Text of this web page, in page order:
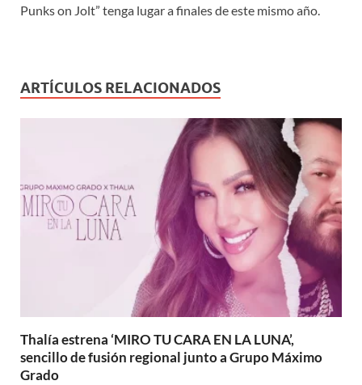
Punks on Jolt” tenga lugar a finales de este mismo año.
ARTÍCULOS RELACIONADOS
Thalía estrena ‘MIRO TU CARA EN LA LUNA’,
sencillo de fusión regional junto a Grupo Máximo
Grado